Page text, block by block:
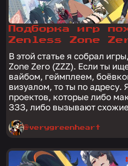
Подборка игр
Zenless Zone
В этой статье я собрал
Zone Zero (ZZZ). Если ты
вайбом, геймплеем,
визуалом, то ты по адресу.
проектов, которые либо
ЗЗЗ, либо вызывают
@verygreenheart